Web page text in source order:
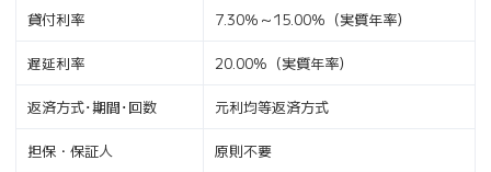
貸付利率 7.30％～15.00％（実質年率）
遅延利率 20.00%（実質年率）
返済方式･期間･回数 元利均等返済方式
担保・保証人 原則不要